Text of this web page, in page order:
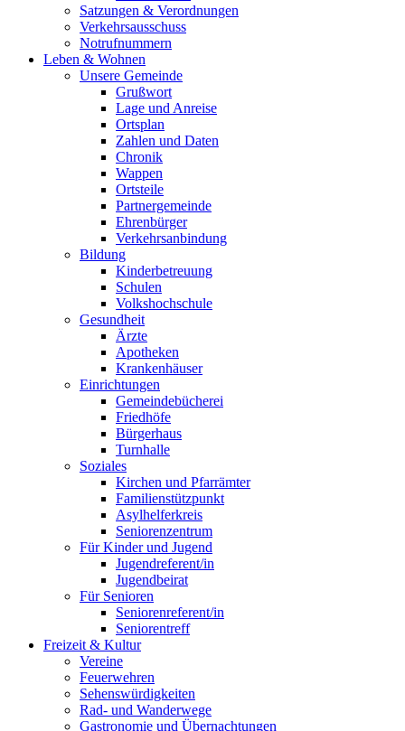
Satzungen & Verordnungen
Verkehrsausschuss
Notrufnummern
Leben & Wohnen
Unsere Gemeinde
Grußwort
Lage und Anreise
Ortsplan
Zahlen und Daten
Chronik
Wappen
Ortsteile
Partnergemeinde
Ehrenbürger
Verkehrsanbindung
Bildung
Kinderbetreuung
Schulen
Volkshochschule
Gesundheit
Ärzte
Apotheken
Krankenhäuser
Einrichtungen
Gemeindebücherei
Friedhöfe
Bürgerhaus
Turnhalle
Soziales
Kirchen und Pfarrämter
Familienstützpunkt
Asylhelferkreis
Seniorenzentrum
Für Kinder und Jugend
Jugendreferent/in
Jugendbeirat
Für Senioren
Seniorenreferent/in
Seniorentreff
Freizeit & Kultur
Vereine
Feuerwehren
Sehenswürdigkeiten
Rad- und Wanderwege
Gastronomie und Übernachtungen